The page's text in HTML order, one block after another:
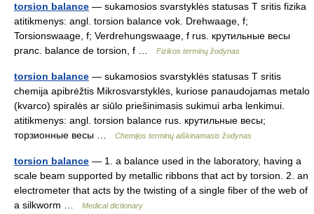
torsion balance — sukamosios svarstyklės statusas T sritis fizika
atitikmenys: angl. torsion balance vok. Drehwaage, f;
Torsionswaage, f; Verdrehungswaage, f rus. крутильные весы
pranc. balance de torsion, f …
Fizikos terminų žodynas
torsion balance — sukamosios svarstyklės statusas T sritis
chemija apibrėžtis Mikrosvarstyklės, kuriose panaudojamas metalo
(kvarco) spiralės ar siūlo priešinimasis sukimui arba lenkimui.
atitikmenys: angl. torsion balance rus. крутильные весы;
торзионные весы …
Chemijos terminų aiškinamasis žodynas
torsion balance — 1. a balance used in the laboratory, having a
scale beam supported by metallic ribbons that act by torsion. 2. an
electrometer that acts by the twisting of a single fiber of the web of
a silkworm …
Medical dictionary